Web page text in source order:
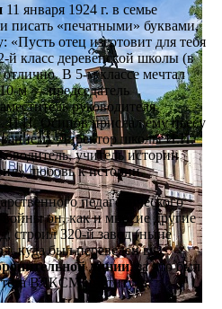
11 января 1924 г. в семье
писать «печатными» буквами,
отец изготовит для тебя
й класс деревенской школы (в
отлично. В 5-м классе мечтал
м — председатель
руководителя
П.Н. Осипов прислал ему пьесу
Директор школы И.И.
учитель истории
любовь к истории.
педагогического
он, как и многие другие
строил 320-й завод (ныне
куда был переведен вуз,
линии, за что был
ВЛКСМ института,